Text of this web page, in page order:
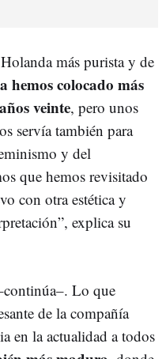
más purista y de
hemos colocado más
veinte, pero unos
servía también para
y del
que hemos revisitado
con otra estética y
explica su
Lo que
de la compañía
en la actualidad a todos